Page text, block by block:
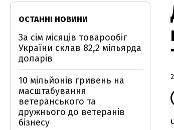
ОСТАННІ НОВИНИ
За сім місяців товарообіг
України склав 82,2 мільярда
доларів
10 мільйонів гривень на
масштабування
ветеранського та
дружнього до ветеранів
бізнесу